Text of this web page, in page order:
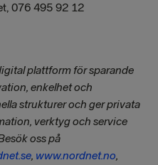
076 495 92 12
plattform för sparande
enkelhet och
strukturer och ger privata
verktyg och service
oss på
, www.nordnet.no,